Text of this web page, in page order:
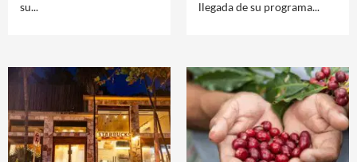
su...
llegada de su programa...